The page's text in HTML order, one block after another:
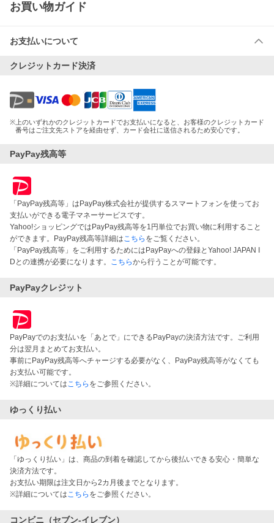
お買い物ガイド
お支払いについて
クレジットカード決済
※上のいずれかのクレジットカードでお支払いになると、お客様のクレジットカード
番号はご注文先ストアを経由せず、カード会社に送信されるため安心です。
PayPay残高等
「PayPay残高等」はPayPay株式会社が提供するスマートフォンを使ってお
支払いができる電子マネーサービスです。
Yahoo!ショッピングではPayPay残高等を1円単位でお買い物に利用すること
ができます。PayPay残高等詳細はこちら をご覧ください。
「PayPay残高等」をご利用するためにはPayPayへの登録とYahoo! JAPAN I
Dとの連携が必要になります。 こちらから行うことが可能です。
PayPayクレジット
PayPayでのお支払いを「あとで」にできるPayPayの決済方法です。ご利用
分は翌月まとめてお支払い。
事前にPayPay残高等へチャージする必要がなく、PayPay残高等がなくても
お支払い可能です。
※詳細についてはこちら をご参照ください。
ゆっくり払い
「ゆっくり払い」は、商品の到着を確認してから後払いできる安心・簡単な
決済方法です。
お支払い期限は注文日から2カ月後までとなります。
※詳細についてはこちら をご参照ください。
コンビニ（セブン-イレブン）